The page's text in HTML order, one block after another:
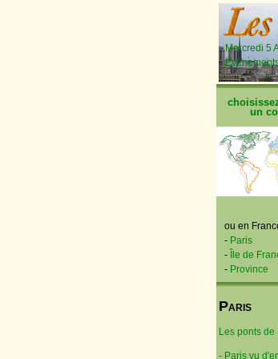
Mercredi 5
un
ou en
- Paris
-
Île de
- Province
PARIS
Les ponts de
- Paris vu